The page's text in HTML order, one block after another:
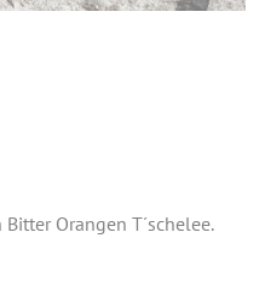
Orangen T´schelee.